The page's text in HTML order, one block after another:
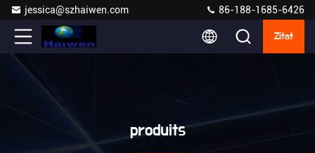
jessica@szhaiwen.com 86-188-1685-6426
Zitat
produits